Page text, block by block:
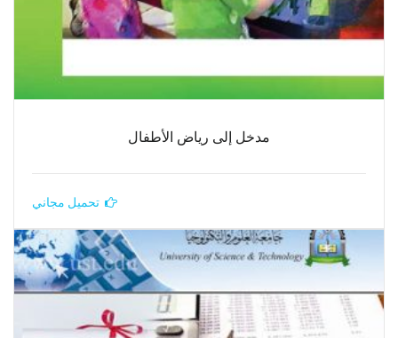
مدخل إلى رياض الأطفال
تحميل مجاني